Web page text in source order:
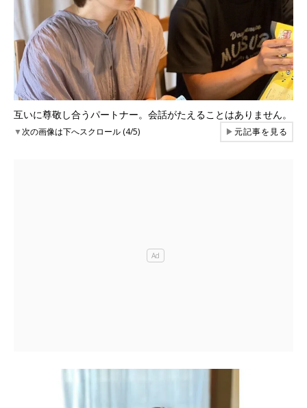
互いに尊敬し合うパートナー。会話がたえることはありません。
▼次の画像は下へスクロール (4/5) ▶元記事を見る